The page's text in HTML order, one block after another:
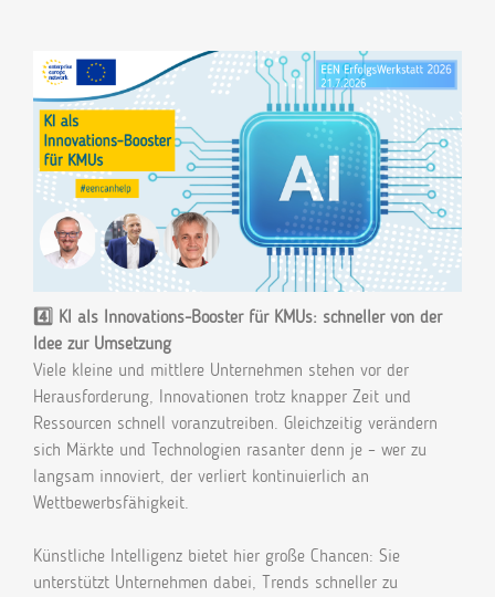
4️⃣ KI als Innovations-Booster für KMUs: schneller von der
Idee zur Umsetzung
Viele kleine und mittlere Unternehmen stehen vor der
Herausforderung, Innovationen trotz knapper Zeit und
Ressourcen schnell voranzutreiben. Gleichzeitig verändern
sich Märkte und Technologien rasanter denn je – wer zu
langsam innoviert, der verliert kontinuierlich an
Wettbewerbsfähigkeit.
Künstliche Intelligenz bietet hier große Chancen: Sie
unterstützt Unternehmen dabei, Trends schneller zu